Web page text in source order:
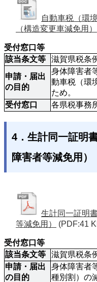
自動車税（環
（構造変更車減免用）
受付窓口等
該当条文等
滋賀県税条
申請・届出
の目的
身体障害者
動車税（環
ため。
受付窓口
各県税事務
4．生計同一証明
障害者等減免用）
生計同一証明
等減免用）
(PDF:41
受付窓口等
該当条文等
滋賀県税条
申請・届出
の目的
身体障害者
種別割）の